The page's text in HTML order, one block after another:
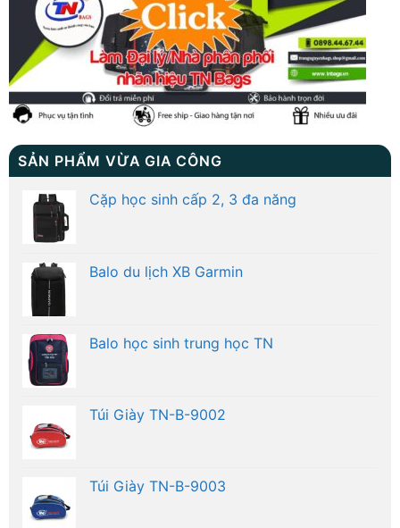
SẢN PHẨM VỪA GIA CÔNG
Cặp học sinh cấp 2, 3 đa năng
Balo du lịch XB Garmin
Balo học sinh trung học TN
Túi Giày TN-B-9002
Túi Giày TN-B-9003